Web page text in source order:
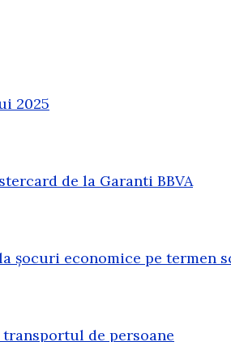
2025
de la Garanti BBVA
șocuri economice pe termen
de persoane